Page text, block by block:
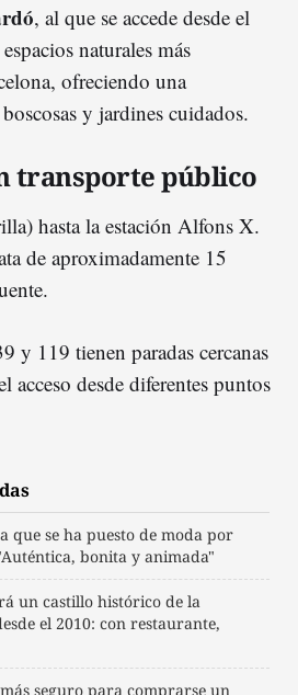
, al que se accede desde el
naturales más
ofreciendo una
y jardines cuidados.
transporte público
hasta la estación Alfons X.
de aproximadamente 15
y 119 tienen paradas cercanas
acceso desde diferentes puntos
que se ha puesto de moda por
bonita y animada"
un castillo histórico de la
el 2010: con restaurante,
seguro para comprarse un